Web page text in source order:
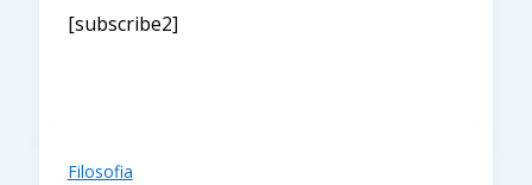
[subscribe2]
Filosofia